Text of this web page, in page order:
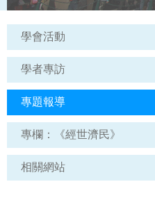
學會活動
學者專訪
專題報導
專欄：《經世濟民》
相關網站